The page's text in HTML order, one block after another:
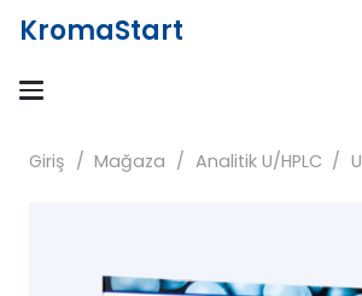
KromaStart
Giriş / Mağaza / Analitik U/HPLC /